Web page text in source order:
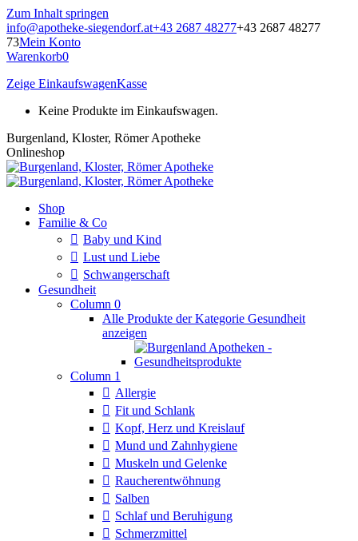
Zum Inhalt springen
info@apotheke-siegendorf.at+43 2687 48277+43 2687 48277
73Mein Konto
Warenkorb0
Zeige EinkaufswagenKasse
Keine Produkte im Einkaufswagen.
Burgenland, Kloster, Römer Apotheke
Onlineshop
Shop
Familie & Co
Baby und Kind
Lust und Liebe
Schwangerschaft
Gesundheit
Column 0
Alle Produkte der Kategorie Gesundheit
anzeigen
Column 1
Allergie
Fit und Schlank
Kopf, Herz und Kreislauf
Mund und Zahnhygiene
Muskeln und Gelenke
Raucherentwöhnung
Salben
Schlaf und Beruhigung
Schmerzmittel